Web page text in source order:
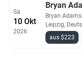
Sa
10 Okt
2026
Bryan
Bryan Adams
Leipzig,
aus $223